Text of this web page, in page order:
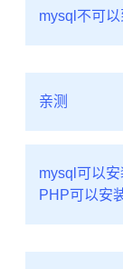
mysql不可
亲测
mysql可以
PHP可以安